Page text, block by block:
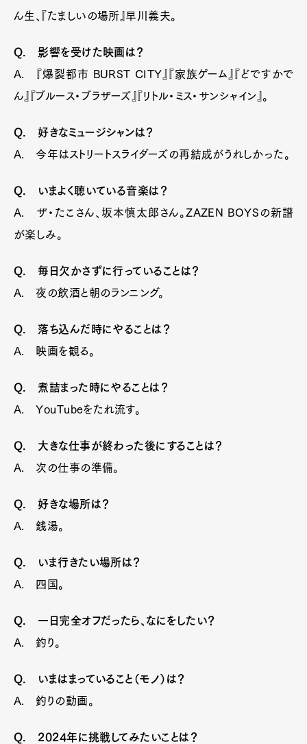
ん生、『たましいの場所』早川義夫。
Q. 影響を受けた映画は？
A. 『爆裂都市 BURST CITY』『家族ゲーム』『どですかで
ん』『ブルース・ブラザーズ』『リトル・ミス・サンシャイン』。
Q. 好きなミュージシャンは？
A. 今年はストリートスライダーズの再結成がうれしかった。
Q. いまよく聴いている音楽は？
A. ザ・たこさん、坂本慎太郎さん。ZAZEN BOYSの新譜
が楽しみ。
Q. 毎日欠かさずに行っていることは？
A. 夜の飲酒と朝のランニング。
Q. 落ち込んだ時にやることは？
A. 映画を観る。
Q. 煮詰まった時にやることは？
A. YouTubeをたれ流す。
Q. 大きな仕事が終わった後にすることは？
A. 次の仕事の準備。
Q. 好きな場所は？
A. 銭湯。
Q. いま行きたい場所は？
A. 四国。
Q. 一日完全オフだったら、なにをしたい？
A. 釣り。
Q. いまはまっていること（モノ）は？
A. 釣りの動画。
Q. 2024年に挑戦してみたいことは？